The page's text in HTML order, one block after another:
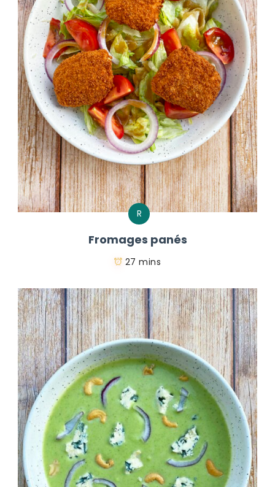
R
Fromages panés
27 mins